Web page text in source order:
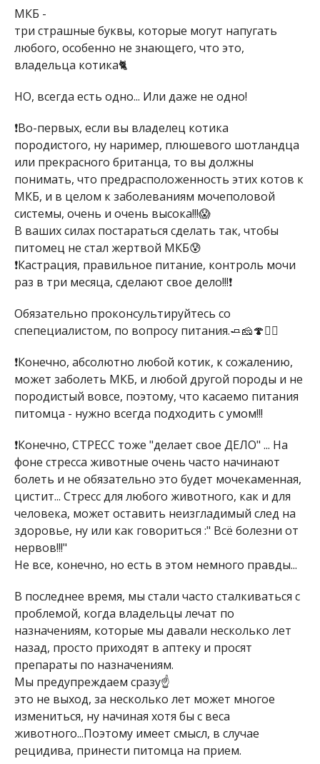
МКБ -
три страшные буквы, которые могут напугать
любого, особенно не знающего, что это,
владельца котика🐈
НО, всегда есть одно... Или даже не одно!
❗Во-первых, если вы владелец котика
породистого, ну наример, плюшевого шотландца
или прекрасного британца, то вы должны
понимать, что предрасположенность этих котов к
МКБ, и в целом к заболеваниям мочеполовой
системы, очень и очень высока!!!😱
В ваших силах постараться сделать так, чтобы
питомец не стал жертвой МКБ😰
❗Кастрация, правильное питание, контроль мочи
раз в три месяца, сделают свое дело!!!❗
Обязательно проконсультируйтесь со
спепециалистом, по вопросу питания.🧈🧀🍄🙅‍♀️
❗Конечно, абсолютно любой котик, к сожалению,
может заболеть МКБ, и любой другой породы и не
породистый вовсе, поэтому, что касаемо питания
питомца - нужно всегда подходить с умом!!!
❗Конечно, СТРЕСС тоже "делает свое ДЕЛО" ... На
фоне стресса животные очень часто начинают
болеть и не обязательно это будет мочекаменная,
цистит... Стресс для любого животного, как и для
человека, может оставить неизгладимый след на
здоровье, ну или как говориться :" Всё болезни от
нервов!!!"
Не все, конечно, но есть в этом немного правды...
В последнее время, мы стали часто сталкиваться с
проблемой, когда владельцы лечат по
назначениям, которые мы давали несколько лет
назад, просто приходят в аптеку и просят
препараты по назначениям.
Мы предупреждаем сразу☝️
это не выход, за несколько лет может многое
измениться, ну начиная хотя бы с веса
животного...Поэтому имеет смысл, в случае
рецидива, принести питомца на прием.